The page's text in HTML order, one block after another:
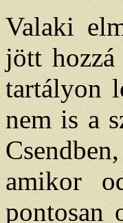
Valaki
jött
tartályon
nem is a
amikor
pontosan